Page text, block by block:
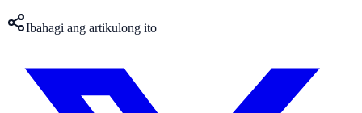
Ibahagi ang artikulong ito